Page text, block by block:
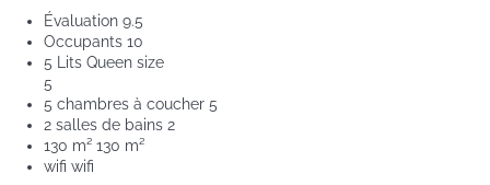
Évaluation 9.5
Occupants 10
5 Lits Queen size
5
5 chambres à coucher 5
2 salles de bains 2
130 m² 130 m²
wifi wifi